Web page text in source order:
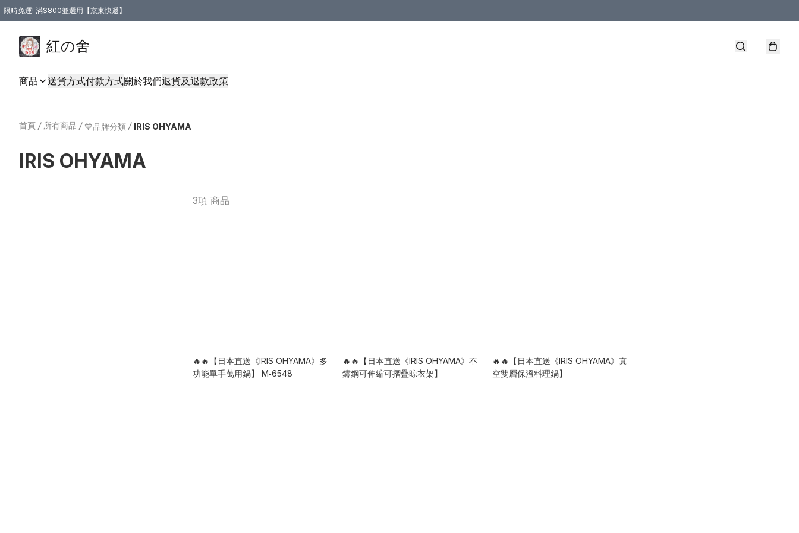
限時免運! 滿$800並選用【京東快遞】
紅の舍
商品 送貨方式付款方式關於我們退貨及退款政策
首頁 / 所有商品 / 💙品牌分類 / IRIS OHYAMA
IRIS OHYAMA
3項 商品
🔥🔥【日本直送《IRIS OHYAMA》多
功能單手萬用鍋】 M‑6548
🔥🔥【日本直送《IRIS OHYAMA》不
鏽鋼可伸縮可摺疊晾衣架】
🔥🔥【日本直送《IRIS OHYAMA》真
空雙層保溫料理鍋】